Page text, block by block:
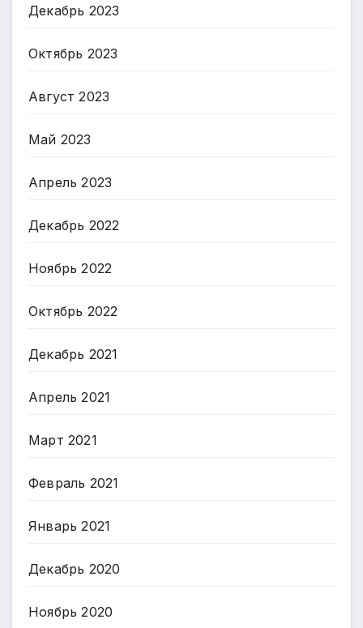
Декабрь 2023
Октябрь 2023
Август 2023
Май 2023
Апрель 2023
Декабрь 2022
Ноябрь 2022
Октябрь 2022
Декабрь 2021
Апрель 2021
Март 2021
Февраль 2021
Январь 2021
Декабрь 2020
Ноябрь 2020